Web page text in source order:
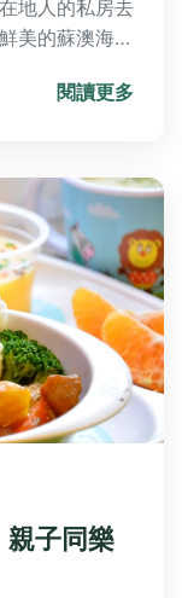
地人的私房去
美的蘇澳海
閱讀更多
親子同樂